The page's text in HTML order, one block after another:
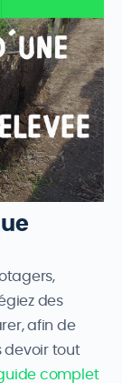
des
afin de
devoir tout
complet